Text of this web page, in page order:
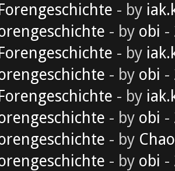
- by
- by obi -
- by
- by obi -
- by
- by obi -
- by
- by obi -